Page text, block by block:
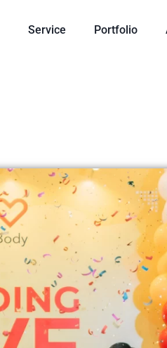
Service Portfolio